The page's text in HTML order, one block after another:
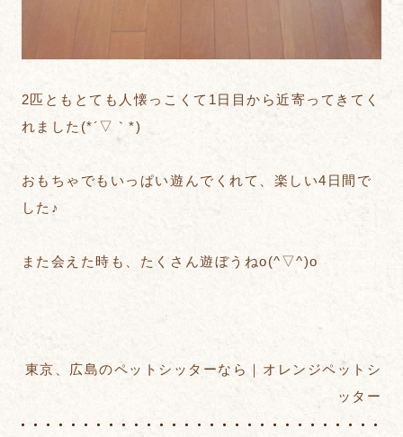
2匹ともとても人懐っこくて1日目から近寄ってきてく
れました(*´▽｀*)
おもちゃでもいっぱい遊んでくれて、楽しい4日間で
した♪
また会えた時も、たくさん遊ぼうねo(^▽^)o
東京、広島のペットシッターなら｜オレンジペットシ
ッター